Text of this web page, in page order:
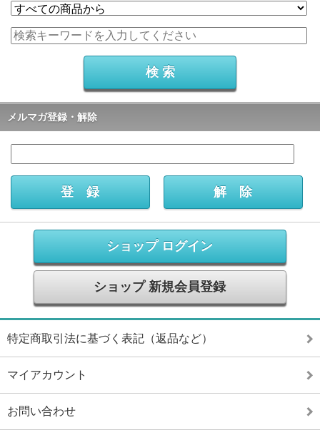
メルマガ登録・解除
ショップ ログイン
ショップ 新規会員登録
特定商取引法に基づく表記（返品など）
マイアカウント
お問い合わせ